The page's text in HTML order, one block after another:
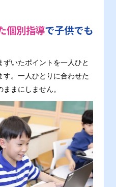
個別指導で子供でも
いたポイントを一人ひと
す。一人ひとりに合わせた
まにしません。